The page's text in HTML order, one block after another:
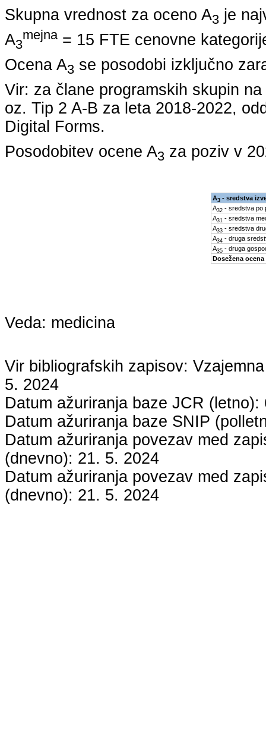
Skupna vrednost za oceno A3 je
A3
mejna= 15 FTE cenovne
Ocena A3 se posodobi izključno
Vir: za člane programskih skupin
oz. Tip 2 A-B za leta 2018-2022,
Digital Forms.
Posodobitev ocene A3 za poziv v
A3- sredstva
A32- sredstva po
A31 - sredstva
A33- sredstva
A34 - druga
A35- druga
Dosežena ocena
Veda: medicina
Vir bibliografskih zapisov:
5. 2024
Datum ažuriranja baze JCR (letno):
Datum ažuriranja baze SNIP
Datum ažuriranja povezav med
(dnevno): 21. 5. 2024
Datum ažuriranja povezav med
(dnevno): 21. 5. 2024